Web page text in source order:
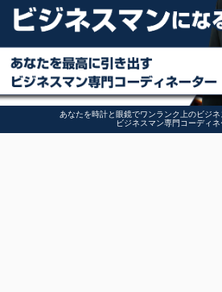
あなたを時計と眼鏡でワンランク上のビジネ
ビジネスマン専門コーディ